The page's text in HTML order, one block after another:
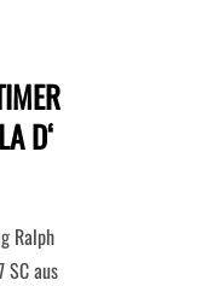
D‘
Ralph
aus